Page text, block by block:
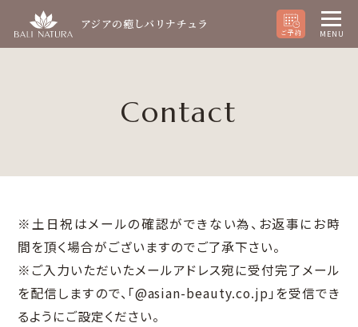
アジアの癒しバリナチュラ
ご予約 MENU
Contact
※土日祝はメールの確認ができない為、お返事にお時
間を頂く場合がございますのでご了承下さい。
※ご入力いただいたメールアドレス宛に受付完了メール
を配信しますので、 「@asian-beauty.co.jp」を受信でき
るようにご設定ください。